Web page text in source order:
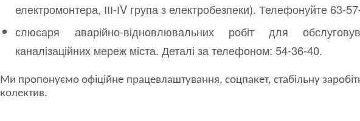
електромонтера, ІІІ-ІV група з електробезпеки). Телефонуйте 63-
слюсаря аварійно-відновлювальних робіт для
каналізаційних мереж міста. Деталі за телефоном: 54-36-40.
Ми пропонуємо офіційне працевлаштування, соцпакет, стабільну
колектив.